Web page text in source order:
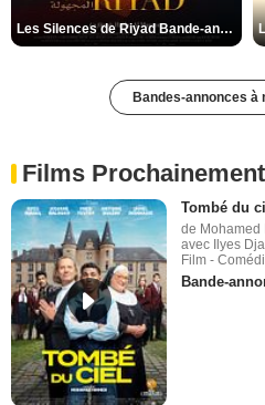
Les Silences de Riyad Bande-annonce VO STFR
Bandes-annonces à
Films
Tombé du
de Mohamed
avec Ilyes
Film -
Bande-